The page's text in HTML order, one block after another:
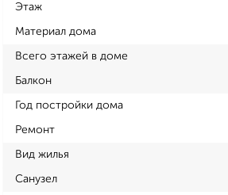
Этаж
Материал дома
Всего этажей в доме
Балкон
Год постройки дома
Ремонт
Вид жилья
Санузел